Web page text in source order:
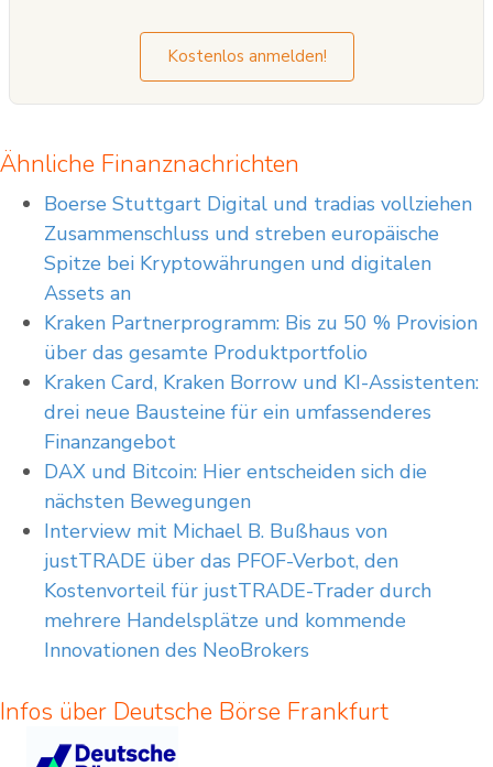
Kostenlos anmelden!
Ähnliche Finanznachrichten
Boerse Stuttgart Digital und tradias vollziehen
Zusammenschluss und streben europäische
Spitze bei Kryptowährungen und digitalen
Assets an
Kraken Partnerprogramm: Bis zu 50 % Provision
über das gesamte Produktportfolio
Kraken Card, Kraken Borrow und KI-Assistenten:
drei neue Bausteine für ein umfassenderes
Finanzangebot
DAX und Bitcoin: Hier entscheiden sich die
nächsten Bewegungen
Interview mit Michael B. Bußhaus von
justTRADE über das PFOF-Verbot, den
Kostenvorteil für justTRADE-Trader durch
mehrere Handelsplätze und kommende
Innovationen des NeoBrokers
Infos über Deutsche Börse Frankfurt